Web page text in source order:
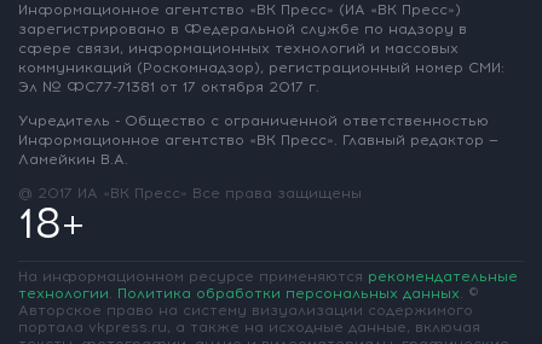
Информационное агентство «ВК Пресс» (ИА «ВК Пресс»)
зарегистрировано в Федеральной службе по надзору в
сфере связи, информационных технологий и массовых
коммуникаций (Роскомнадзор), регистрационный номер СМИ:
Эл № ФС77-71381 от 17 октября 2017 г.
Учредитель - Общество с ограниченной ответственностью
Информационное агентство «ВК Пресс». Главный редактор —
Ламейкин В.А.
@ 2017 ИА «ВК Пресс» Все права защищены
18+
На информационном ресурсе применяются рекомендательные
технологии. Политика обработки персональных данных. ©
Авторское право на систему визуализации содержимого
портала vkpress.ru, а также на исходные данные, включая